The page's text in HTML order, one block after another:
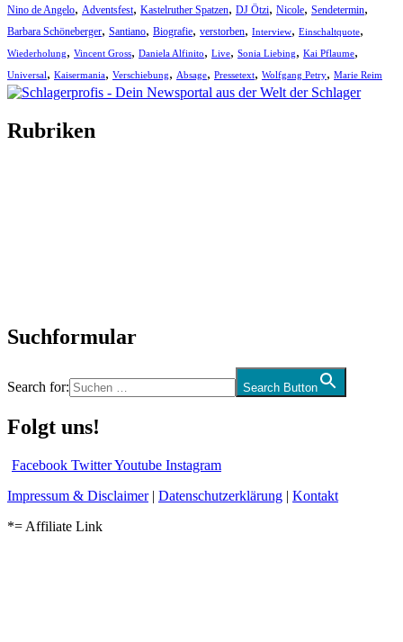
Nino de Angelo, Adventsfest, Kastelruther Spatzen, DJ Ötzi, Nicole, Sendetermin,
Barbara Schöneberger, Santiano, Biografie, verstorben, Interview, Einschaltquote,
Wiederholung, Vincent Gross, Daniela Alfinito, Live, Sonia Liebing, Kai Pflaume,
Universal, Kaisermania, Verschiebung, Absage, Pressetext, Wolfgang Petry, Marie Reim
Rubriken
Suchformular
Search for: Search Button
Folgt uns!
Facebook TwitterYoutube Instagram
Impressum & Disclaimer| Datenschutzerklärung | Kontakt
*= Affiliate Link